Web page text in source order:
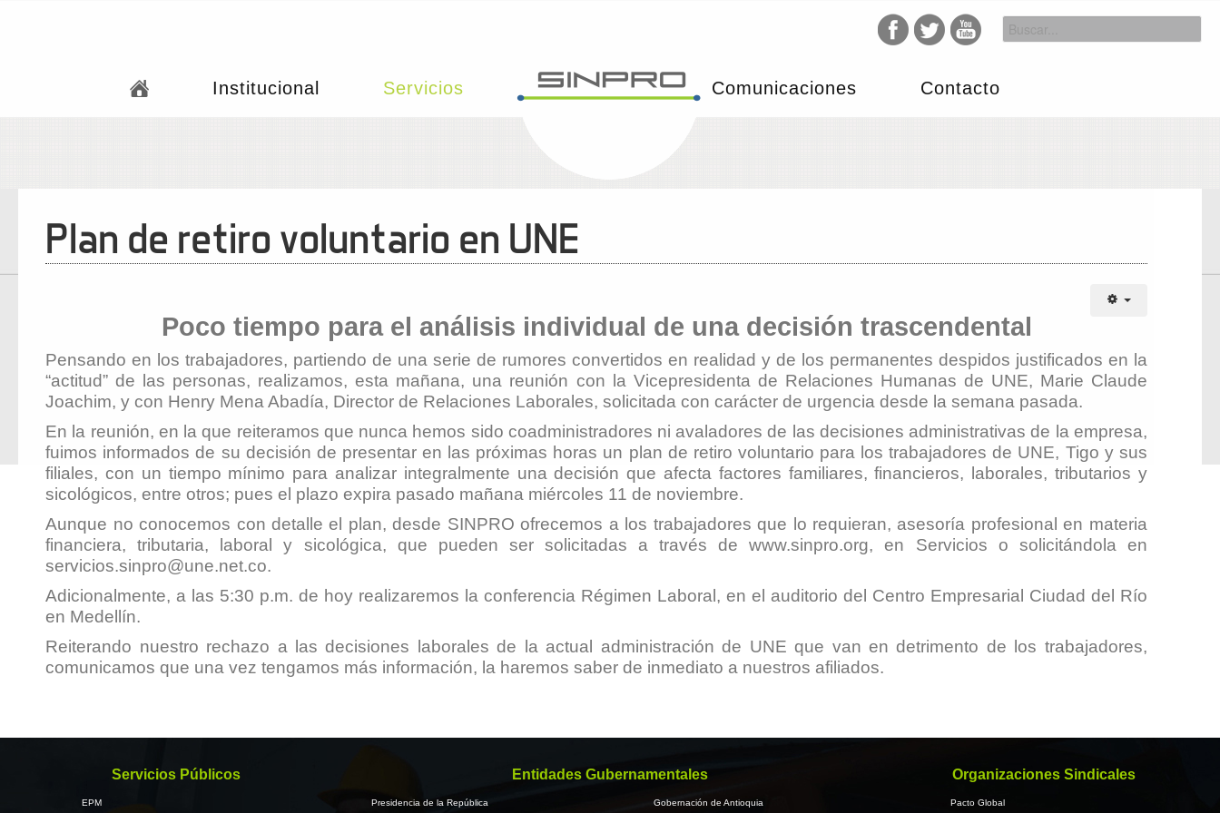
Institucional Servicios Comunicaciones Contacto
Plan de retiro voluntario en UNE
Poco tiempo para el análisis individual de una decisión trascendental
Pensando en los trabajadores, partiendo de una serie de rumores convertidos en realidad y de los permanentes despidos justificados en la
“actitud” de las personas, realizamos, esta mañana, una reunión con la Vicepresidenta de Relaciones Humanas de UNE, Marie Claude
Joachim, y con Henry Mena Abadía, Director de Relaciones Laborales, solicitada con carácter de urgencia desde la semana pasada.
En la reunión, en la que reiteramos que nunca hemos sido coadministradores ni avaladores de las decisiones administrativas de la empresa,
fuimos informados de su decisión de presentar en las próximas horas un plan de retiro voluntario para los trabajadores de UNE, Tigo y sus
filiales, con un tiempo mínimo para analizar integralmente una decisión que afecta factores familiares, financieros, laborales, tributarios y
sicológicos, entre otros; pues el plazo expira pasado mañana miércoles 11 de noviembre.
Aunque no conocemos con detalle el plan, desde SINPRO ofrecemos a los trabajadores que lo requieran, asesoría profesional en materia
financiera, tributaria, laboral y sicológica, que pueden ser solicitadas a través dewww.sinpro.org, en Servicios o solicitándola en
servicios.sinpro@une.net.co.
Adicionalmente, a las 5:30 p.m. de hoy realizaremos la conferencia Régimen Laboral, en el auditorio del Centro Empresarial Ciudad del Río
en Medellín.
Reiterando nuestro rechazo a las decisiones laborales de la actual administración de UNE que van en detrimento de los trabajadores,
comunicamos que una vez tengamos más información, la haremos saber de inmediato a nuestros afiliados.
Servicios Públicos
EPM
Entidades Gubernamentales
Presidencia de la República Gobernación de Antioquia
Organizaciones Sindicales
Pacto Global